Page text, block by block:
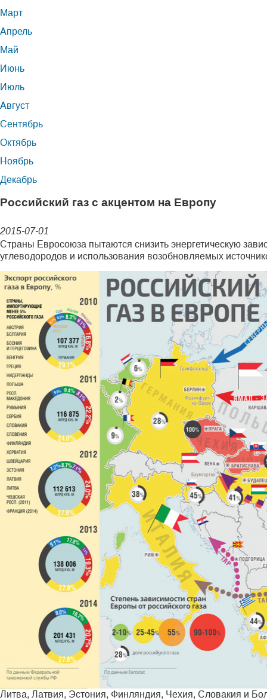
Март
Апрель
Май
Июнь
Июль
Август
Сентябрь
Октябрь
Ноябрь
Декабрь
Российский газ с акцентом на Европу
2015-07-01
Cтраны Евросоюза пытаются снизить энергетическую
углеводородов и использования возобновляемых
Литва, Латвия, Эстония, Финляндия, Чехия, Словакия и